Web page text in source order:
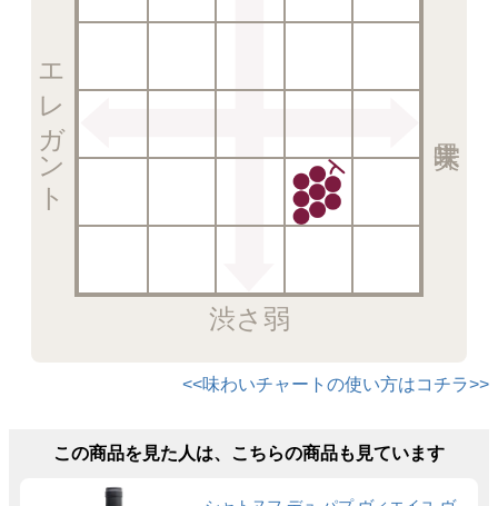
渋さ弱
エレガント
<<味わいチャートの使い方はコチラ>>
この商品を見た人は、こちらの商品も見ています